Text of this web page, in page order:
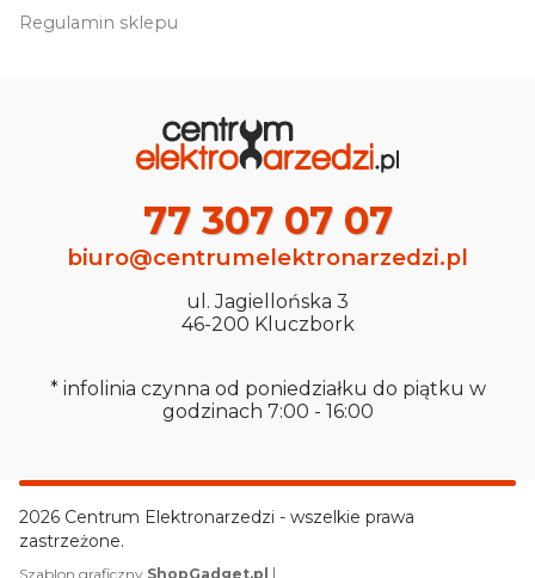
Regulamin sklepu
77 307 07 07
biuro@centrumelektronarzedzi.pl
ul. Jagiellońska 3
46-200 Kluczbork
* infolinia czynna od poniedziałku do piątku w
godzinach 7:00 - 16:00
2026 Centrum Elektronarzedzi - wszelkie prawa
zastrzeżone.
Szablon graficzny ShopGadget.pl |